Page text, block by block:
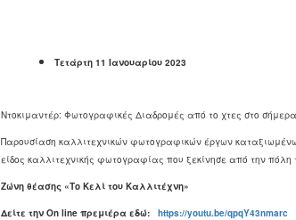
Τετάρτη 11 Ιανουαρίου 2023
Ντοκιμαντέρ: Φωτογραφικές Διαδρομές από το χτες στο σήμερα
Παρουσίαση καλλιτεχνικών φωτογραφικών έργων
είδος καλλιτεχνικής φωτογραφίας που ξεκίνησε από την πόλη
Ζώνη θέασης «Το Κελί του Καλλιτέχνη»
Δείτε την On lineπρεμιέρα εδώ: https://youtu.be/qpqY43nmarc